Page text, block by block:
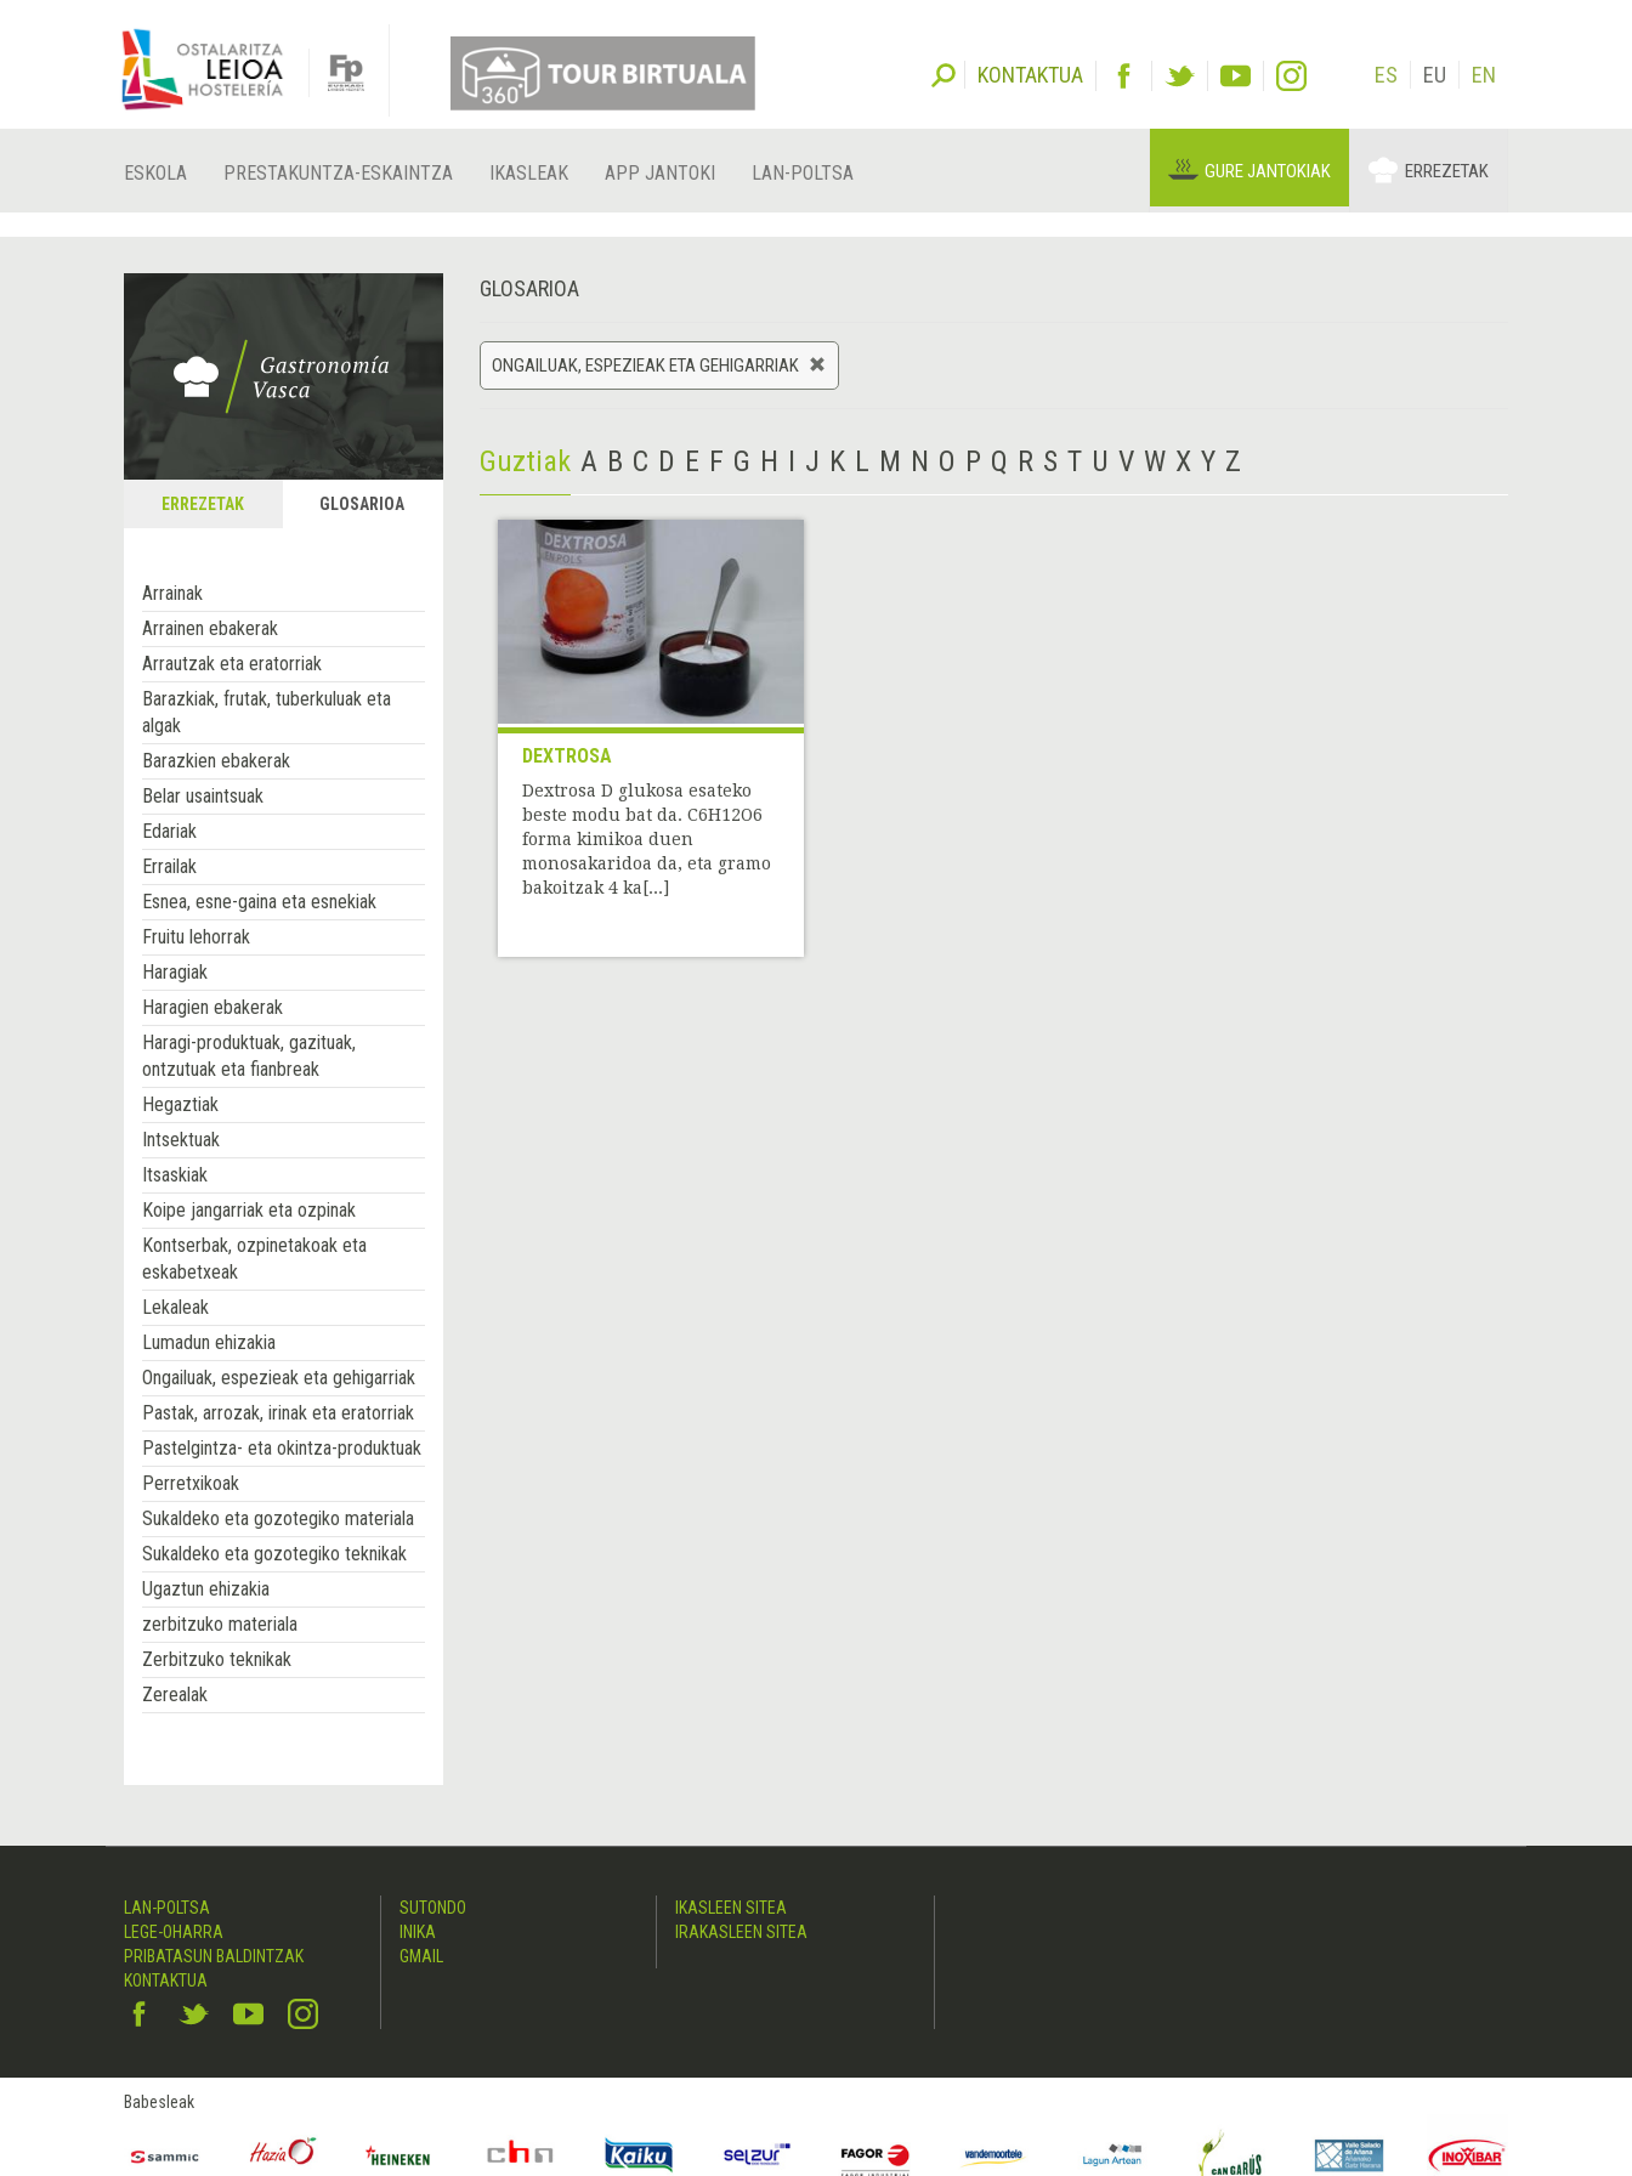
KONTAKTUA ES EU EN
ESKOLA PRESTAKUNTZA-ESKAINTZA IKASLEAK APP JANTOKI LAN-POLTSA GURE JANTOKIAK ERREZETAK
ERREZETAK GLOSARIOA
Arrainak
Arrainen ebakerak
Arrautzak eta eratorriak
Barazkiak, frutak, tuberkuluak eta
algak
Barazkien ebakerak
Belar usaintsuak
Edariak
Errailak
Esnea, esne-gaina eta esnekiak
Fruitu lehorrak
Haragiak
Haragien ebakerak
Haragi-produktuak, gazituak,
ontzutuak eta fianbreak
Hegaztiak
Intsektuak
Itsaskiak
Koipe jangarriak eta ozpinak
Kontserbak, ozpinetakoak eta
eskabetxeak
Lekaleak
Lumadun ehizakia
Ongailuak, espezieak eta gehigarriak
Pastak, arrozak, irinak eta eratorriak
Pastelgintza- eta okintza-produktuak
Perretxikoak
Sukaldeko eta gozotegiko materiala
Sukaldeko eta gozotegiko teknikak
Ugaztun ehizakia
zerbitzuko materiala
Zerbitzuko teknikak
Zerealak
GLOSARIOA
ONGAILUAK, ESPEZIEAK ETA GEHIGARRIAK
Guztiak A B C D E F G H I J K L M N O P Q R S T U V W X Y Z
DEXTROSA
Dextrosa D glukosa esateko
beste modu bat da. C6H12O6
forma kimikoa duen
monosakaridoa da, eta gramo
bakoitzak 4 ka[...]
LAN-POLTSA
LEGE-OHARRA
PRIBATASUN BALDINTZAK
KONTAKTUA
SUTONDO
INIKA
GMAIL
IKASLEEN SITEA
IRAKASLEEN SITEA
Babesleak